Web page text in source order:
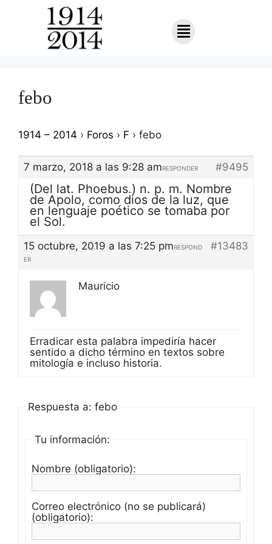
febo
1914 – 2014 › Foros › F › febo
7 marzo, 2018 a las 9:28 am #9495
RESPONDER
(Del lat. Phoebus.) n. p. m. Nombre
de Apolo, como dios de la luz, que
en lenguaje poético se tomaba por
el Sol.
15 octubre, 2019 a las 7:25 pm #13483
RESPOND
ER
Mauricio
Erradicar esta palabra impediría hacer
sentido a dicho término en textos sobre
mitología e incluso historia.
Respuesta a: febo
Tu información:
Nombre (obligatorio):
Correo electrónico (no se publicará)
(obligatorio):